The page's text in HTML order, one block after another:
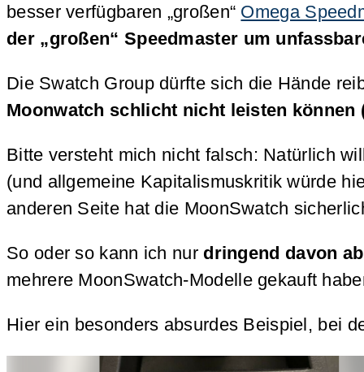
besser verfügbaren „großen“ Omega
der „großen“ Speedmaster um
Die Swatch Group dürfte sich die Hände
Moonwatch schlicht nicht leisten
Bitte versteht mich nicht falsch: Natürlich
(und allgemeine Kapitalismuskritik würde
anderen Seite hat die MoonSwatch
So oder so kann ich nur dringend davon
mehrere MoonSwatch-Modelle gekauft
Hier ein besonders absurdes Beispiel, bei